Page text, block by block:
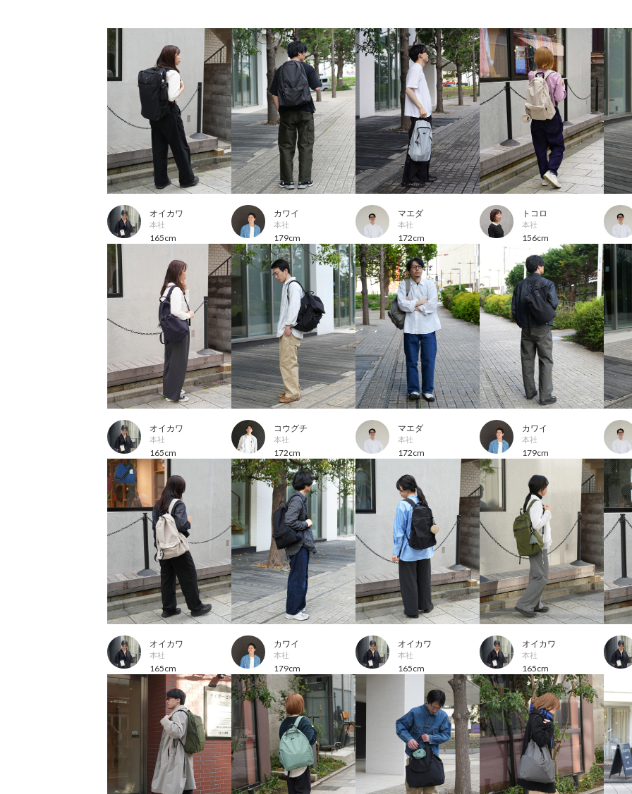
オイカワ
本社
165cm
カワイ
本社
179cm
マエダ
本社
172cm
トコロ
本社
156cm
オイカワ
本社
165cm
コウグチ
本社
172cm
マエダ
本社
172cm
カワイ
本社
179cm
オイカワ
本社
165cm
カワイ
本社
179cm
オイカワ
本社
165cm
オイカワ
本社
165cm